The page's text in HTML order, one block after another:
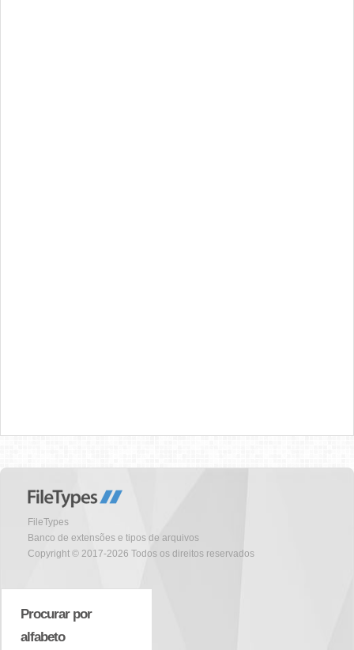
FileTypes
Banco de extensões e tipos de arquivos
Copyright © 2017-2026 Todos os direitos reservados
Procurar por
alfabeto